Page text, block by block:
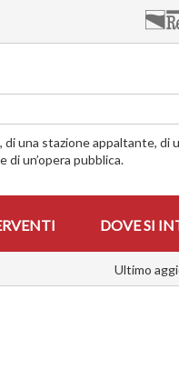
una stazione appaltante, di
di un’opera pubblica.
DOVE SI
Ultimo